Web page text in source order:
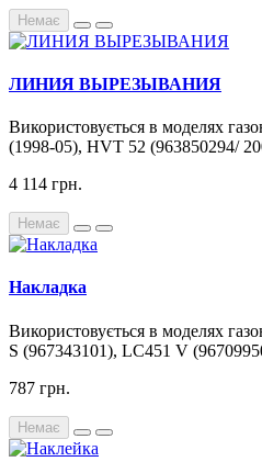
Немає
ЛИНИЯ ВЫРЕЗЫВАНИЯ
Використовується в моделях
(1998-05), HVT 52 (963850294/
4 114 грн.
Немає
Накладка
Використовується в моделях
S (967343101), LC451 V
787 грн.
Немає